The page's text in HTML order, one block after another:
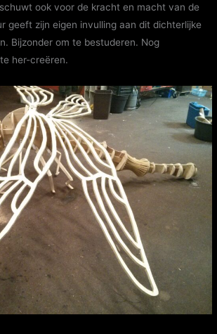
ook voor de kracht en macht van de
geeft zijn eigen invulling aan dit dichterlijke
Bijzonder om te bestuderen. Nog
her-creëren.